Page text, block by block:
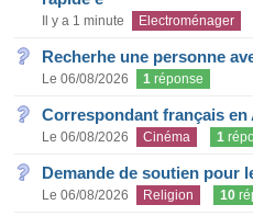
Il y a 1 minute Electroménager
Recherhe une personne
Le 06/08/2026 1 réponse
Correspondant français en
Le 06/08/2026 Cinéma 1
Demande de soutien pour
Le 06/08/2026 Religion 10